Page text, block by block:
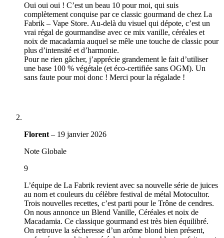
Oui oui oui ! C’est un beau 10 pour moi, qui suis
complètement conquise par ce classic gourmand de chez La
Fabrik – Vape Store. Au-delà du visuel qui dépote, c’est un
vrai régal de gourmandise avec ce mix vanille, céréales et
noix de macadamia auquel se mêle une touche de classic pour
plus d’intensité et d’harmonie.
Pour ne rien gâcher, j’apprécie grandement le fait d’utiliser
une base 100 % végétale (et éco-certifiée sans OGM). Un
sans faute pour moi donc ! Merci pour la régalade !
Florent – 19 janvier 2026
Note Globale
9
L’équipe de La Fabrik revient avec sa nouvelle série de juices
au nom et couleurs du célèbre festival de métal Motocultor.
Trois nouvelles recettes, c’est parti pour le Trône de cendres.
On nous annonce un Blend Vanille, Céréales et noix de
Macadamia. Ce classique gourmand est très bien équilibré.
On retrouve la sécheresse d’un arôme blond bien présent,